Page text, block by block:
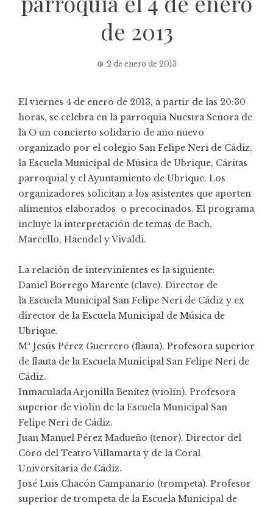
de 2013
2 de enero de 2013
El viernes 4 de enero de 2013, a partir de las 20:30
horas, se celebra en la parroquia Nuestra Señora de
la O un concierto solidario de año nuevo
organizado por el colegio San Felipe Neri de Cádiz,
la Escuela Municipal de Música de Ubrique, Cáritas
parroquial y el Ayuntamiento de Ubrique. Los
organizadores solicitan a los asistentes que aporten
alimentos elaborados o precocinados. El programa
incluye la interpretación de temas de Bach,
Marcello, Haendel y Vivaldi.
La relación de intervinientes es la siguiente:
Daniel Borrego Marente (clave). Director de
la Escuela Municipal San Felipe Neri de Cádiz y ex
director de la Escuela Municipal de Música de
Ubrique.
Mª Jesús Pérez Guerrero (flauta). Profesora superior
de flauta de la Escuela Municipal San Felipe Neri de
Cádiz.
Inmaculada Arjonilla Benítez (violín). Profesora
superior de violín de la Escuela Municipal San
Felipe Neri de Cádiz.
Juan Manuel Pérez Madueño (tenor). Director del
Coro del Teatro Villamarta y de la Coral
Universitaria de Cádiz.
José Luis Chacón Campanario (trompeta). Profesor
superior de trompeta de la Escuela Municipal de